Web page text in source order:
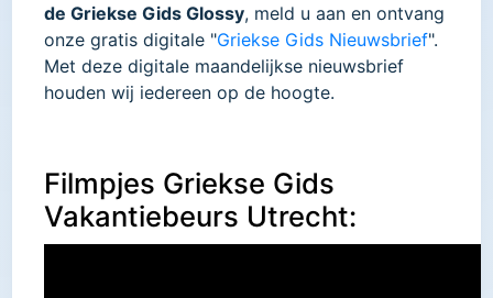
de Griekse Gids Glossy, meld u aan en ontvang
onze gratis digitale "Griekse Gids Nieuwsbrief".
Met deze digitale maandelijkse nieuwsbrief
houden wij iedereen op de hoogte.
Filmpjes Griekse Gids
Vakantiebeurs Utrecht: